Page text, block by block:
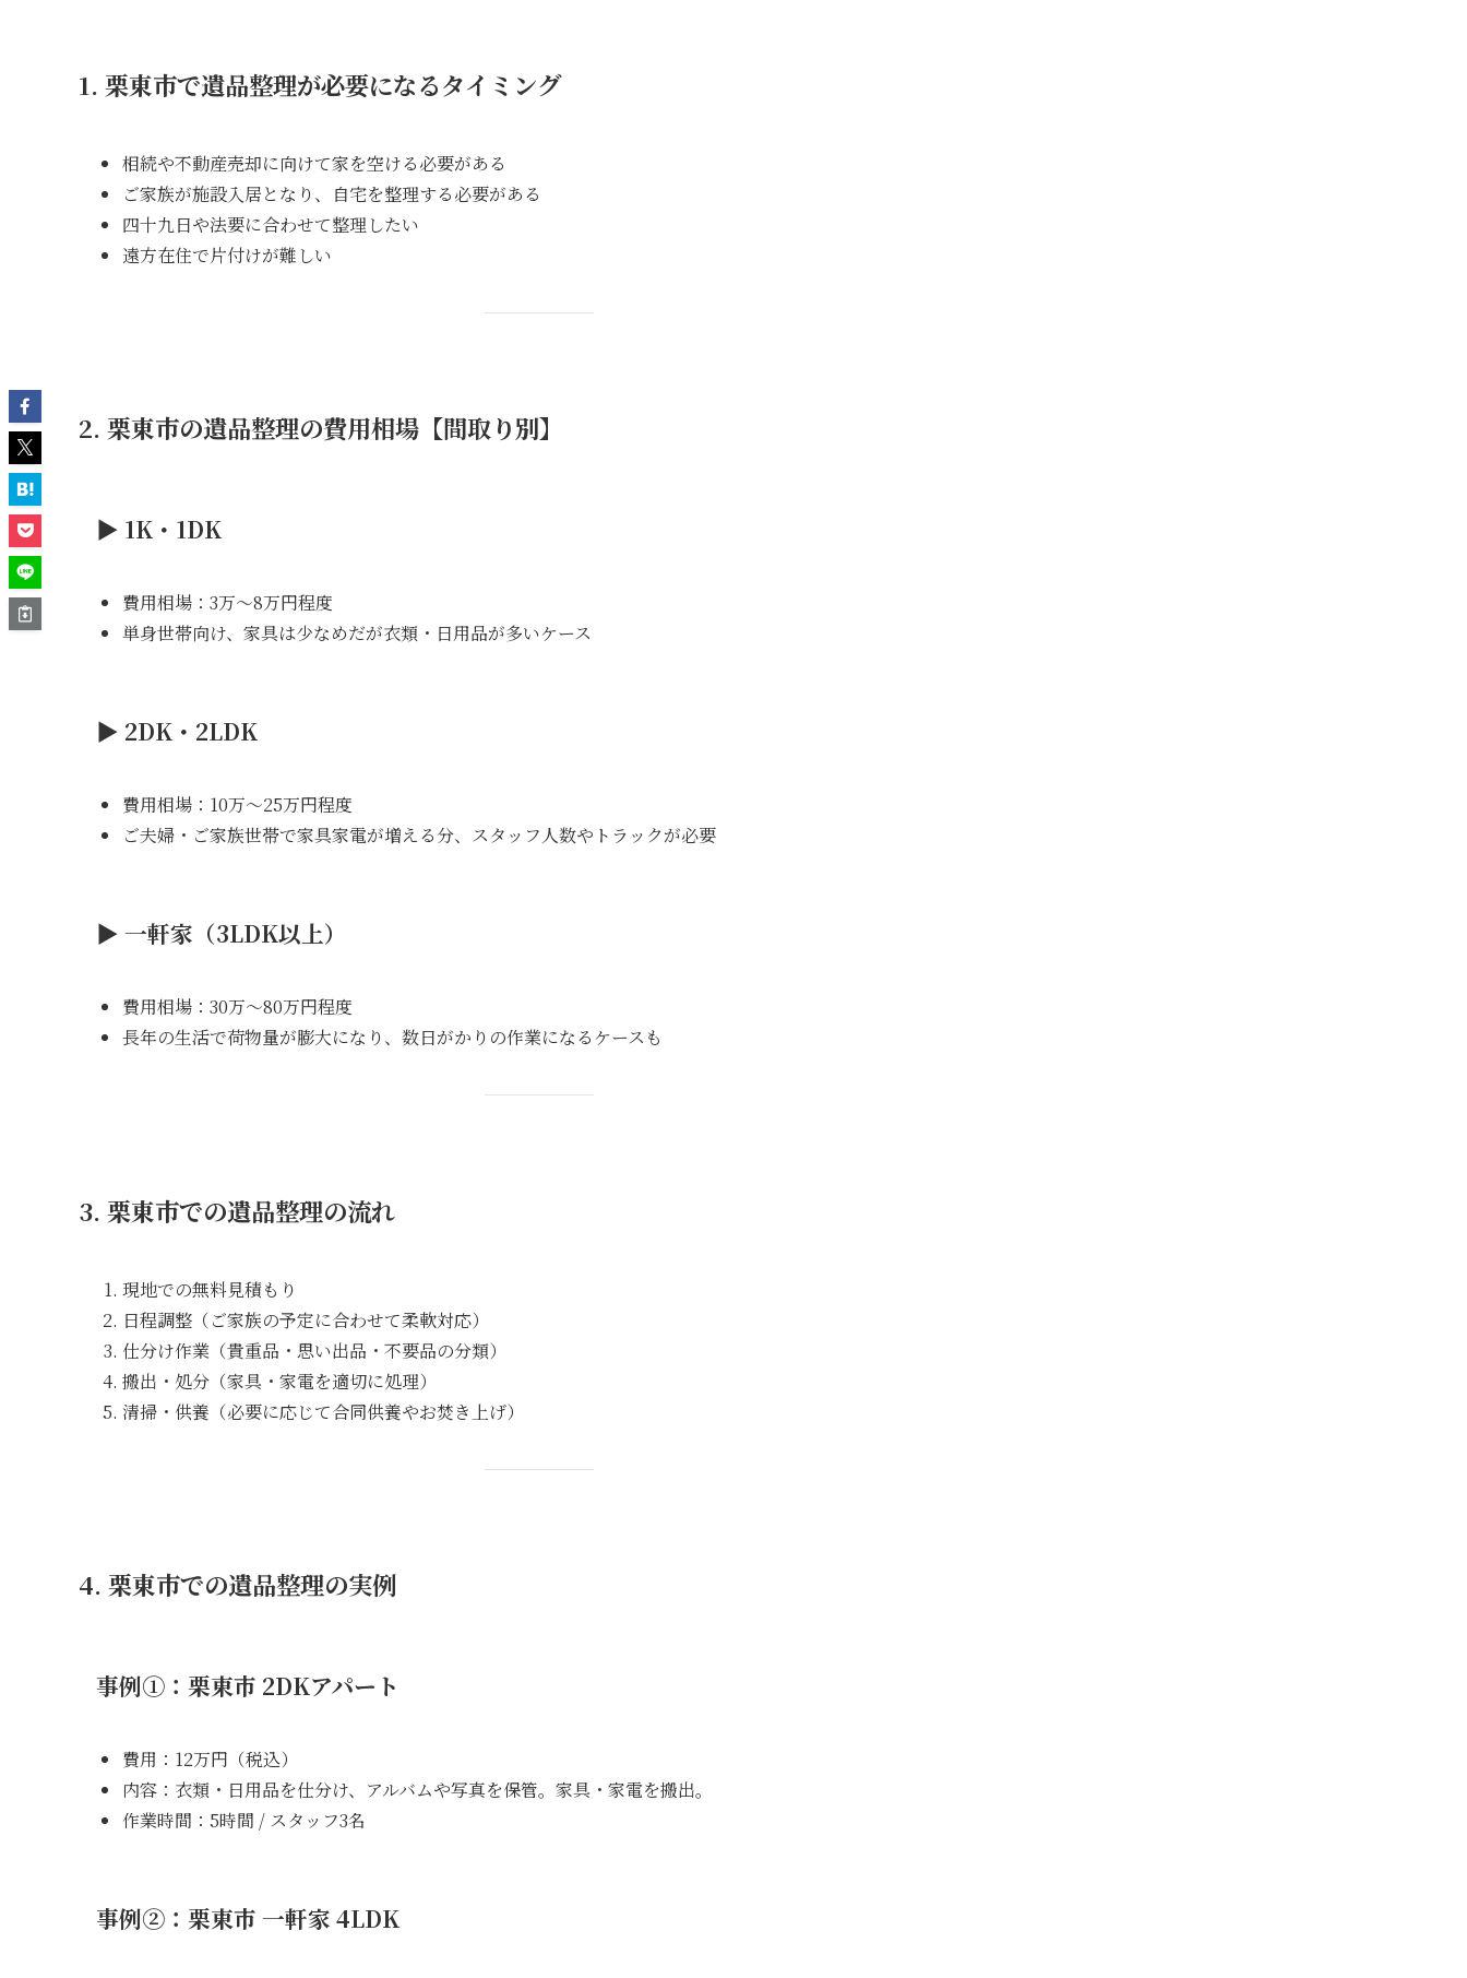
1. 栗東市で遺品整理が必要になるタイミング
相続や不動産売却に向けて家を空ける必要がある
ご家族が施設入居となり、自宅を整理する必要がある
四十九日や法要に合わせて整理したい
遠方在住で片付けが難しい
2. 栗東市の遺品整理の費用相場【間取り別】
▶ 1K・1DK
費用相場：3万〜8万円程度
単身世帯向け、家具は少なめだが衣類・日用品が多いケース
▶ 2DK・2LDK
費用相場：10万〜25万円程度
ご夫婦・ご家族世帯で家具家電が増える分、スタッフ人数やトラックが必要
▶ 一軒家（3LDK以上）
費用相場：30万〜80万円程度
長年の生活で荷物量が膨大になり、数日がかりの作業になるケースも
3. 栗東市での遺品整理の流れ
現地での無料見積もり
日程調整（ご家族の予定に合わせて柔軟対応）
仕分け作業（貴重品・思い出品・不要品の分類）
搬出・処分（家具・家電を適切に処理）
清掃・供養（必要に応じて合同供養やお焚き上げ）
4. 栗東市での遺品整理の実例
事例①：栗東市 2DKアパート
費用：12万円（税込）
内容：衣類・日用品を仕分け、アルバムや写真を保管。家具・家電を搬出。
作業時間：5時間 / スタッフ3名
事例②：栗東市 一軒家 4LDK